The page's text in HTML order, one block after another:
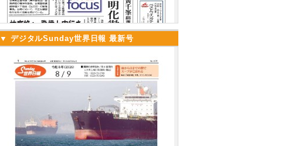
▼ デジタルSunday世界日報 最新号